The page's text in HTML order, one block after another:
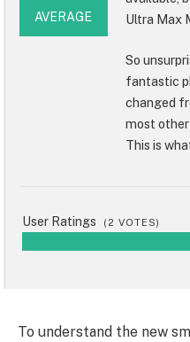
AVERAGE
Ultra Max
So
fantastic
changed
most other
This is
User Ratings ( 2 VOTES)
To understand the new